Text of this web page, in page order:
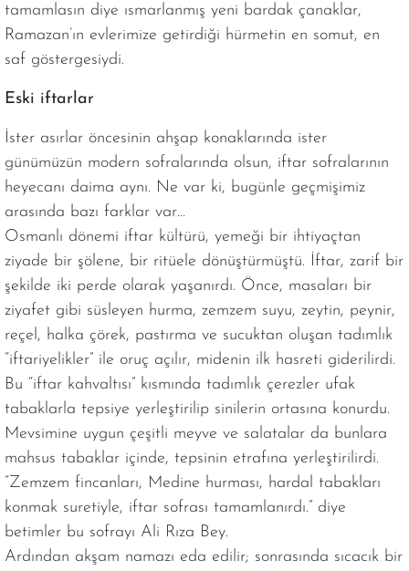
tamamlasın diye ısmarlanmış yeni bardak çanaklar,
Ramazan’ın evlerimize getirdiği hürmetin en somut, en
saf göstergesiydi.
Eski iftarlar
İster asırlar öncesinin ahşap konaklarında ister
günümüzün modern sofralarında olsun, iftar sofralarının
heyecanı daima aynı. Ne var ki, bugünle geçmişimiz
arasında bazı farklar var…
Osmanlı dönemi iftar kültürü, yemeği bir ihtiyaçtan
ziyade bir şölene, bir ritüele dönüştürmüştü. İftar, zarif bir
şekilde iki perde olarak yaşanırdı. Önce, masaları bir
ziyafet gibi süsleyen hurma, zemzem suyu, zeytin, peynir,
reçel, halka çörek, pastırma ve sucuktan oluşan tadımlık
“iftariyelikler” ile oruç açılır, midenin ilk hasreti giderilirdi.
Bu “iftar kahvaltısı” kısmında tadımlık çerezler ufak
tabaklarla tepsiye yerleştirilip sinilerin ortasına konurdu.
Mevsimine uygun çeşitli meyve ve salatalar da bunlara
mahsus tabaklar içinde, tepsinin etrafına yerleştirilirdi.
“Zemzem fincanları, Medine hurması, hardal tabakları
konmak suretiyle, iftar sofrası tamamlanırdı.” diye
betimler bu sofrayı Ali Rıza Bey.
Ardından akşam namazı eda edilir; sonrasında sıcacık bir